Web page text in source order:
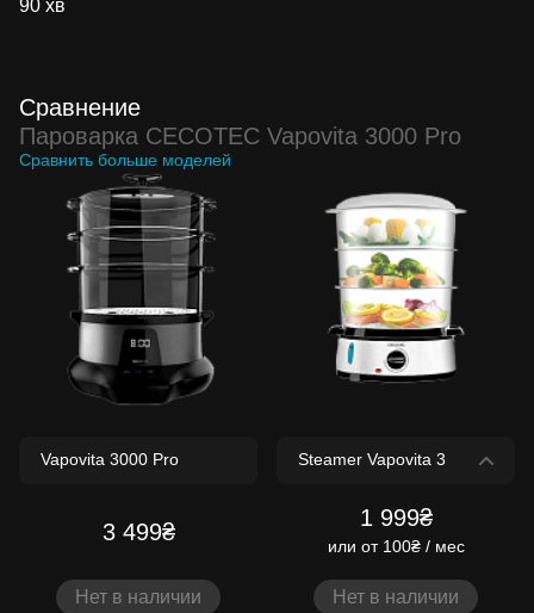
90 хв
Сравнение
Пароварка CECOTEC Vapovita 3000 Pro
Сравнить больше моделей
3 499₴
Нет в наличии
1 999₴
или от 100₴ / мес
Нет в наличии